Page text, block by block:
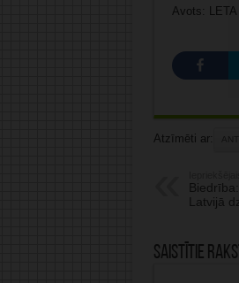
Avots: LETA
Atzīmēti ar:
Latvijā
Saistītie